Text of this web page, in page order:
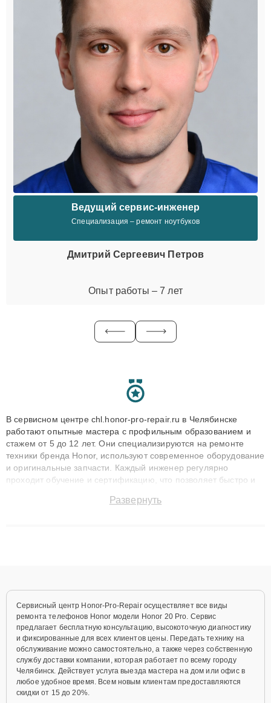
Ведущий сервис-инженер
Специализация – ремонт ноутбуков
Дмитрий Сергеевич Петров
Опыт работы – 7 лет
В сервисном центре chl.honor-pro-repair.ru в Челябинске
работают опытные мастера с профильным образованием и
стажем от 5 до 12 лет. Они специализируются на ремонте
техники бренда Honor, используют современное оборудование
и оригинальные запчасти. Каждый инженер регулярно
проходит обучение и сертификацию, что позволяет быстро и
сохранением гарантии до 3 лет. Наши мастера решают
Развернуть
Сервисный центр Honor-Pro-Repair осуществляет все виды
ремонта телефонов Honor модели Honor 20 Pro. Сервис
предлагает бесплатную консультацию, высокоточную диагностику
и фиксированные для всех клиентов цены. Передать технику на
обслуживание можно самостоятельно, а также через собственную
службу доставки компании, которая работает по всему городу
Челябинск. Действует услуга выезда мастера на дом или офис в
любое удобное время. Всем новым клиентам предоставляются
скидки от 15 до 20%.